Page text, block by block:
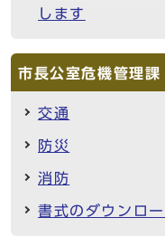
します
市長公室危機管理課
交通
防災
消防
書式のダウンロ